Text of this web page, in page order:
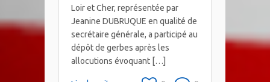
Loir et Cher, représentée par
Jeanine DUBRUQUE en qualité de
secrétaire générale, a participé au
dépôt de gerbes après les
allocutions évoquant […]